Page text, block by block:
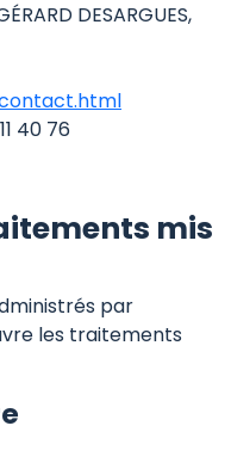
DESARGUES,
40 76
mis
par
les traitements